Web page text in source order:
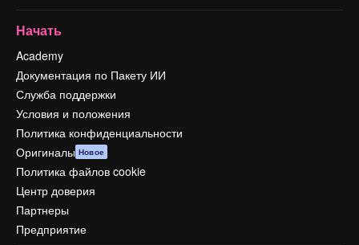
Начать
Academy
Документация по Пакету ИИ
Служба поддержки
Условия и положения
Политика конфиденциальности
Оригиналы Новое
Политика файлов cookie
Центр доверия
Партнеры
Предприятие